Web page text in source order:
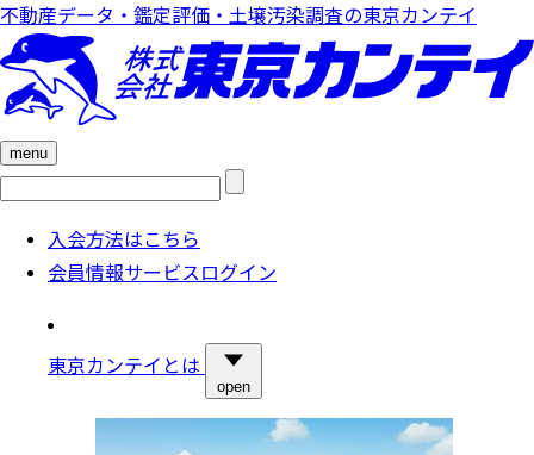
不動産データ・鑑定評価・土壌汚染調査の東京カンテイ
menu
検
入会方法はこちら
会員情報サービスログイン
東京カンテイとは
open